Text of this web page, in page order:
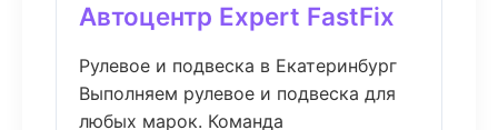
Автоцентр Expert FastFix
Рулевое и подвеска в Екатеринбург
Выполняем рулевое и подвеска для
любых марок. Команда